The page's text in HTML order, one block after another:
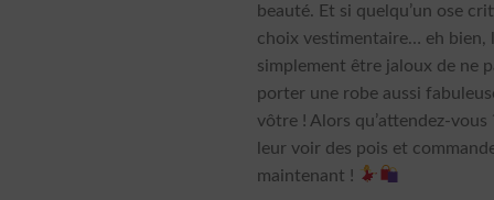
beauté. Et si quelqu’un ose
choix vestimentaire… eh bien,
simplement être jaloux de ne
porter une robe aussi
vôtre ! Alors qu’attendez-vous
leur voir des pois et
maintenant !